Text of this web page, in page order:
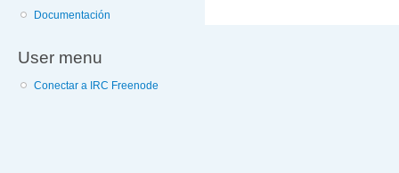
Documentación
User menu
Conectar a IRC Freenode